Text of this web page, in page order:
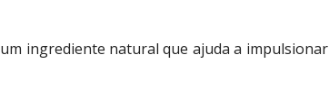
ingrediente natural que ajuda a impulsionar